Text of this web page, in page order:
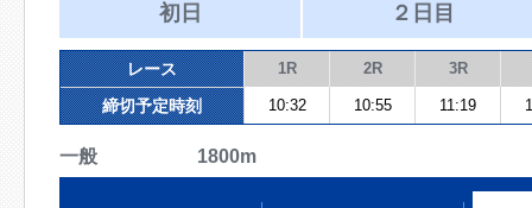
初日 ２日目
レース 1R 2R 3R
締切予定時刻 10:32 10:55 11:19
一般 1800m